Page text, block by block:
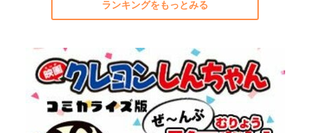
ランキングをもっとみる